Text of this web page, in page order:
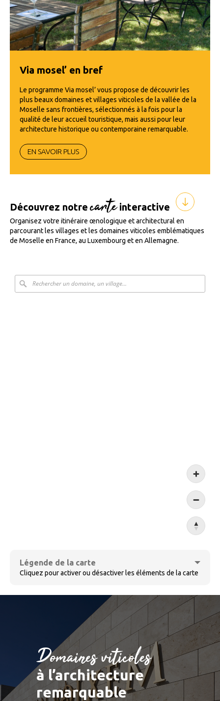
LUXEMBOURG DEUTSCHLAND
Saar
Cochem
Schengen
Wormeldange
Bernkastel-Kues
Thionville
Saarburg
Légende de la carte
Cliquez pour activer ou désactiver les éléments de la carte
Domaines viticoles
Villages viticoles
Ensemble de villages
Vignobles
Pistes cyclables
Via mosel’ en bref
Le programme Via mosel’ vous propose de découvrir les
plus beaux domaines et villages viticoles de la vallée de la
Moselle sans frontières, sélectionnés à la fois pour la
qualité de leur accueil touristique, mais aussi pour leur
architecture historique ou contemporaine remarquable.
EN SAVOIR PLUS
Découvrez notrecarteinteractive
Organisez votre itinéraire œnologique et architectural en
parcourant les villages et les domaines viticoles emblématiques
de Moselle en France, au Luxembourg et en Allemagne.
Domaines viticoles
à l’architecture
remarquable